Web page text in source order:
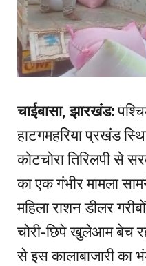
चाईबासा, झारखंड:
हाटगमहरिया प्रखंड
कोटचोरा तिरिलपी से
का एक गंभीर मामला
महिला राशन डीलर
चोरी-छिपे खुलेआम बेच
से इस कालाबाजारी का